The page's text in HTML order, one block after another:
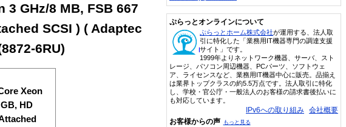
3 GHz/8 MB, FSB 667
SCSI ) ( Adaptec
6RU)
Xeon
HD
ぷらっとオンラインについて
ぷらっとホーム株式会社が運用する、法人取
引に特化した「業務用IT機器専門の調達支援
サイト」です。
1999年よりネットワーク機器、サーバ、スト
レージ、パソコン周辺機器、PCパーツ、ソフトウェ
ア、ライセンスなど、業務用IT機器中心に販売。品揃え
は業界トップクラスの約5.5万点です。法人取引に特化
し、学校・官公庁・一般法人のお客様の請求書後払いに
も対応しています。
IPv6への取り組み 会社概要
お客様からの声 もっと見る